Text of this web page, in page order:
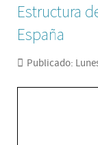
Estructura
España
Publicado: